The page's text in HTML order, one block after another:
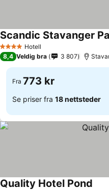
4 StjernerHotell
Scandic Stavanger
8,4 Veldig bra 3 807
Fra 773 kr
Se priser fra 18 nettsteder
Quality Hotel Pond